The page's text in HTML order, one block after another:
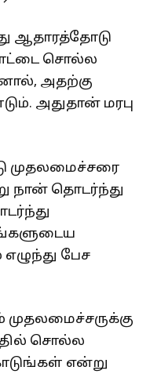
ஆதாரத்தோடு
சொல்ல
அதற்கு
அதுதான் மரபு
முதலமைச்சரை
நான் தொடர்ந்து
பேச
முதலமைச்சருக்கு
சொல்ல
என்று